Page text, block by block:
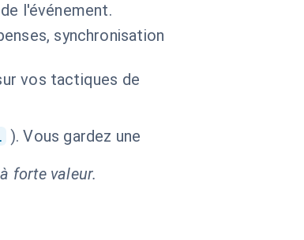
l'événement.
synchronisation
vos tactiques de
). Vous gardez une
forte valeur.